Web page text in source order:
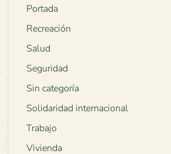
Portada
Recreación
Salud
Seguridad
Sin categoría
Solidaridad internacional
Trabajo
Vivienda